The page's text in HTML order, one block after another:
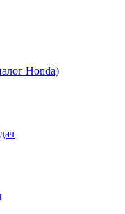
Honda)